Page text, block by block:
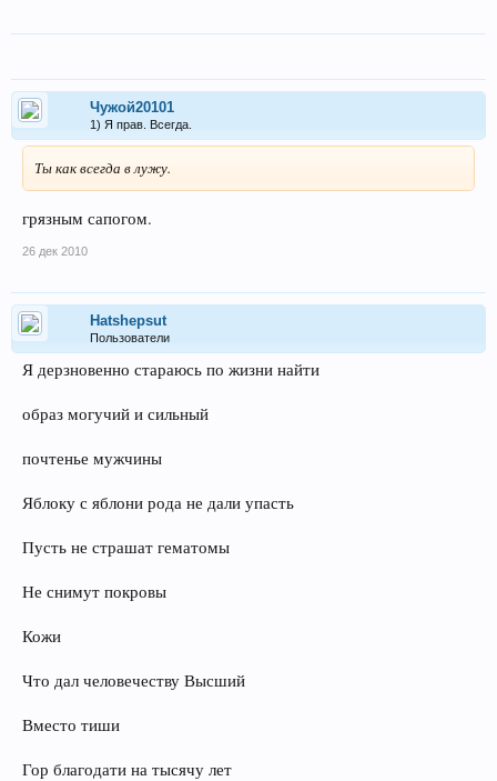
Чужой20101
1) Я прав. Всегда.
Ты как всегда в лужу.
грязным сапогом.
26 дек 2010
Hatshepsut
Пользователи
Я дерзновенно стараюсь по жизни найти
образ могучий и сильный
почтенье мужчины
Яблоку с яблони рода не дали упасть
Пусть не страшат гематомы
Не снимут покровы
Кожи
Что дал человечеству Высший
Вместо тиши
Гор благодати на тысячу лет